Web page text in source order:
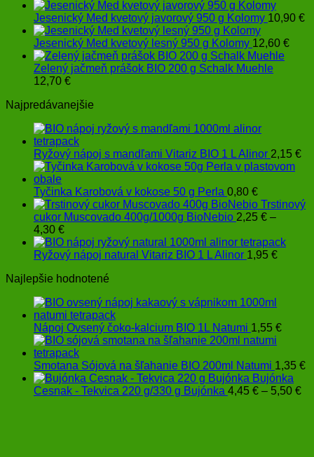
Jesenický Med kvetový javorový 950 g Kolomy 10,90 €
Jesenický Med kvetový lesný 950 g Kolomy 12,60 €
Zelený jačmeň prášok BIO 200 g Schalk Muehle
12,70 €
Najpredávanejšie
Ryžový nápoj s mandľami Vitariz BIO 1 L Alinor 2,15 €
Tyčinka Karobová v kokose 50 g Perla 0,80 €
Trstinový
cukor Muscovado 400g/1000g BioNebio 2,25 € –
4,30 €Price
range:
2,25 €
4,30 €
Ryžový nápoj natural Vitariz BIO 1 L Alinor 1,95 €
Najlepšie hodnotené
Nápoj Ovsený čoko-kalcium BIO 1L Natumi 1,55 €
Smotana Sójová na šľahanie BIO 200ml Natumi 1,35 €
Bujónka
Cesnak - Tekvica 220 g/330 g Bujónka 4,45 € – 5,50 €